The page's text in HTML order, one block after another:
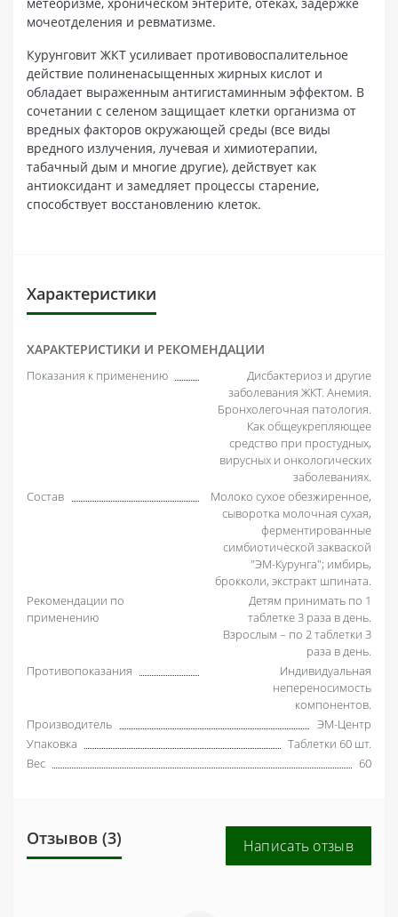
мочеотделения и ревматизме.
Курунговит ЖКТ усиливает противовоспалительное
действие полиненасыщенных жирных кислот и
обладает выраженным антигистаминным эффектом. В
сочетании с селеном защищает клетки организма от
вредных факторов окружающей среды (все виды
вредного излучения, лучевая и химиотерапии,
табачный дым и многие другие), действует как
антиоксидант и замедляет процессы старение,
способствует восстановлению клеток.
Характеристики
ХАРАКТЕРИСТИКИ И РЕКОМЕНДАЦИИ
Показания к применению
Дисбактериоз и другие
заболевания ЖКТ. Анемия.
Бронхолегочная патология.
Как общеукрепляющее
средство при простудных,
вирусных и онкологических
заболеваниях.
Состав
Молоко сухое обезжиренное,
сыворотка молочная сухая,
ферментированные
симбиотической закваской
"ЭМ-Курунга"; имбирь,
брокколи, экстракт шпината.
Рекомендации по
применению
Детям принимать по 1
таблетке 3 раза в день.
Взрослым – по 2 таблетки 3
раза в день.
Противопоказания
Индивидуальная
непереносимость
компонентов.
Производитель
ЭМ-Центр
Упаковка
Таблетки 60 шт.
Вес
60
Отзывов (3) Написать отзыв